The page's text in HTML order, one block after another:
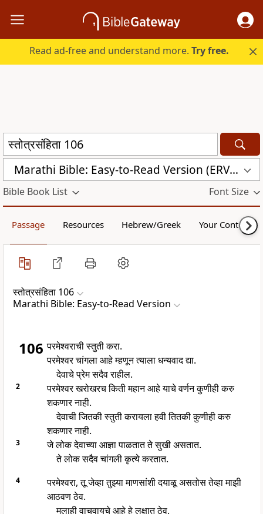
Read ad-free and understand more.Try free.
Marathi Bible: Easy-to-Read Version (ERV-MR)
Bible Book List Font Size
Passage Resources Hebrew/Greek Your Content
स्तोत्रसंहिता 106
Marathi Bible: Easy-to-Read Version
106परमेश्वराची स्तुती करा.
परमेश्वर चांगला आहे म्हणून त्याला धन्यवाद द्या.
देवाचे प्रेम सदैव राहील.
2
परमेश्वर खरोखरच किती महान आहे याचे वर्णन कुणीही करु
शकणार नाही.
देवाची जितकी स्तुती करायला हवी तितकी कुणीही करु
शकणार नाही.
3
जे लोक देवाच्या आज्ञा पाळतात ते सुखी असतात.
ते लोक सदैव चांगली कृत्ये करतात.
4
परमेश्वरा, तू जेव्हा तुझ्या माणसांशी दयाळू असतोस तेव्हा माझी
आठवण ठेव.
मलाही वाचवायचे आहे हे लक्षात ठेव.